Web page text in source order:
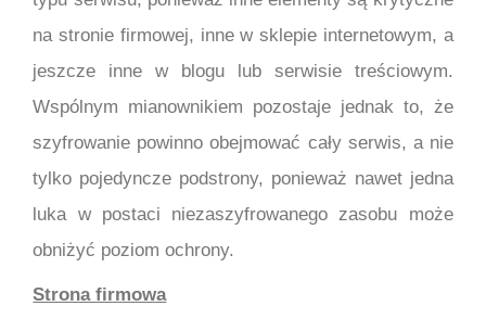
na stronie firmowej, inne w sklepie internetowym, a
jeszcze inne w blogu lub serwisie treściowym.
Wspólnym mianownikiem pozostaje jednak to, że
szyfrowanie powinno obejmować cały serwis, a nie
tylko pojedyncze podstrony, ponieważ nawet jedna
luka w postaci niezaszyfrowanego zasobu może
obniżyć poziom ochrony.
Strona firmowa